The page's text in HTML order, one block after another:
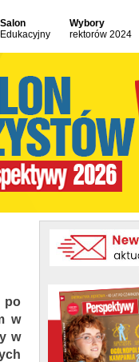
Salon
Edukacyjny
Wybory
rektorów 2024
po
w
w